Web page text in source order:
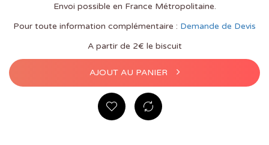
Envoi possible en France Métropolitaine.
Pour toute information complémentaire : Demande de Devis
A partir de 2€ le biscuit
AJOUT AU PANIER